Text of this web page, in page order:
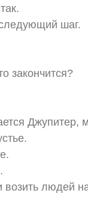
шаг.
закончится?
Джупитер,
возить людей